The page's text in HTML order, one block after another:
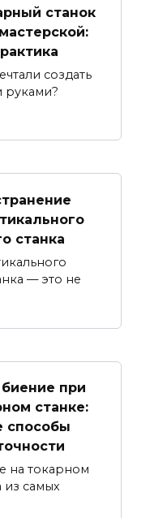
станок
создать
руками?
станка
— это не
при
станке:
способы
на токарном
из самых